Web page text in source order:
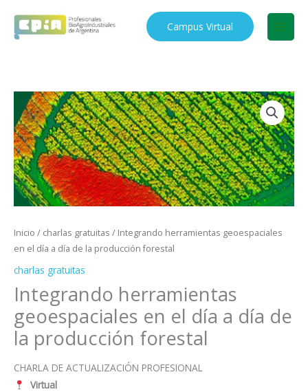
contenido
Campus Virtual
Inicio / charlas gratuitas / Integrando herramientas geoespaciales
en el día a día de la producción forestal
charlas gratuitas
Integrando herramientas
geoespaciales en el día a día de
la producción forestal
CHARLA DE ACTUALIZACIÓN PROFESIONAL
Virtual